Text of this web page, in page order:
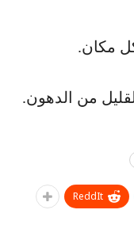
مكان.
من الدهون.
ReddIt